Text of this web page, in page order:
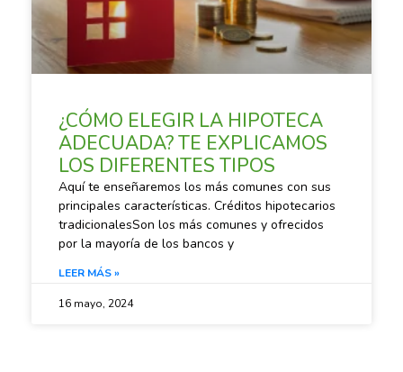
¿CÓMO ELEGIR LA HIPOTECA
ADECUADA? TE EXPLICAMOS
LOS DIFERENTES TIPOS
Aquí te enseñaremos los más comunes con sus
principales características. Créditos hipotecarios
tradicionalesSon los más comunes y ofrecidos
por la mayoría de los bancos y
LEER MÁS »
16 mayo, 2024